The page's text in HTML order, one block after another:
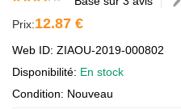
Prix:12.87 €
Web ID: ZIAOU-2019-000802
Disponibilité: En stock
Condition: Nouveau